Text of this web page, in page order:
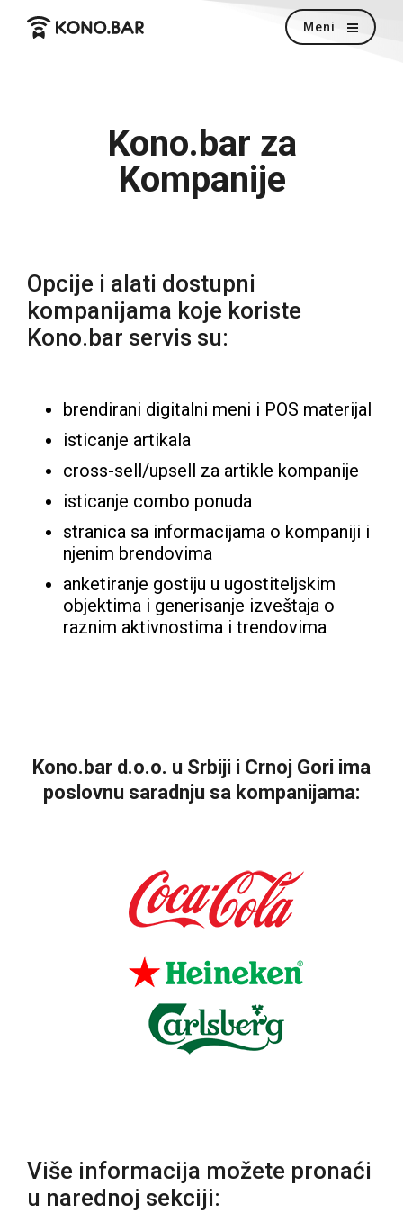
Meni
Kono.bar za
Kompanije
Opcije i alati dostupni
kompanijama koje koriste
Kono.bar servis su:
brendirani digitalni meni i POS materijal
isticanje artikala
cross-sell/upsell za artikle kompanije
isticanje combo ponuda
stranica sa informacijama o kompaniji i
njenim brendovima
anketiranje gostiju u ugostiteljskim
objektima i generisanje izveštaja o
raznim aktivnostima i trendovima
Kono.bar d.o.o. u Srbiji i Crnoj Gori ima
poslovnu saradnju sa kompanijama:
Više informacija možete pronaći
u narednoj sekciji: